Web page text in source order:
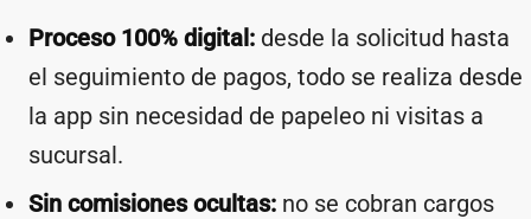
Proceso 100% digital: desde la solicitud hasta
el seguimiento de pagos, todo se realiza desde
la app sin necesidad de papeleo ni visitas a
sucursal.
Sin comisiones ocultas: no se cobran cargos